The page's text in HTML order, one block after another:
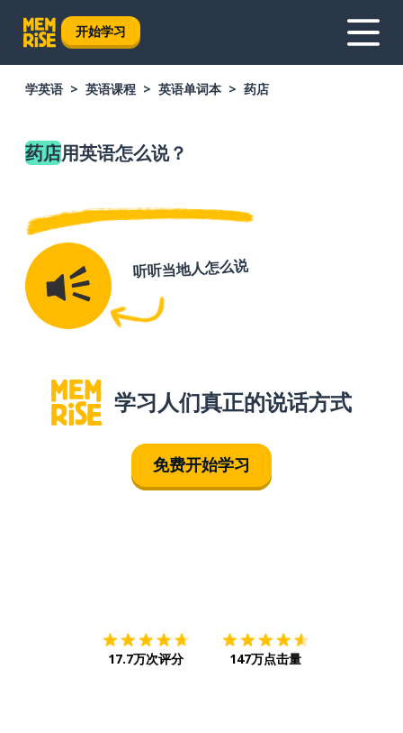
开始学习
学英语 英语课程 英语单词本 药店
药店用英语怎么说？
听听当地人怎么说
学习人们真正的说话方式
免费开始学习
17.7万次评分 147万点击量